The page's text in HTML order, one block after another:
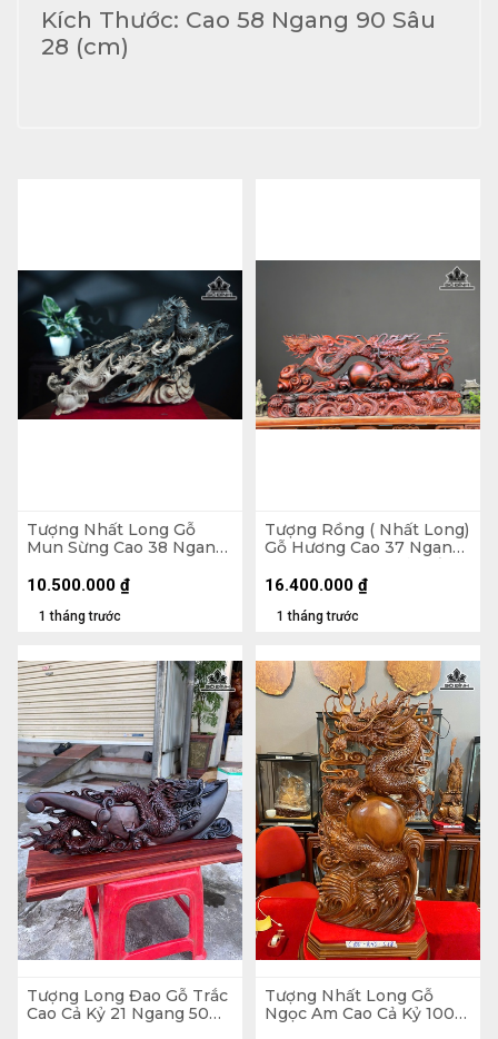
Kích Thước: Cao 58 Ngang 90 Sâu
28 (cm)
Tượng Nhất Long Gỗ
Mun Sừng Cao 38 Ngang
1 tháng trước
10.500.000 ₫
Tượng Rồng ( Nhất Long)
Gỗ Hương Cao 37 Ngang
87 Sâu 16 (cm) - Cả Đế 10
( 80x27x11) - Đế Gỗ
1 tháng trước
16.400.000 ₫
Tượng Long Đao Gỗ Trắc
Cao Cả Kỷ 21 Ngang 50
Tượng Nhất Long Gỗ
Ngọc Am Cao Cả Kỷ 100